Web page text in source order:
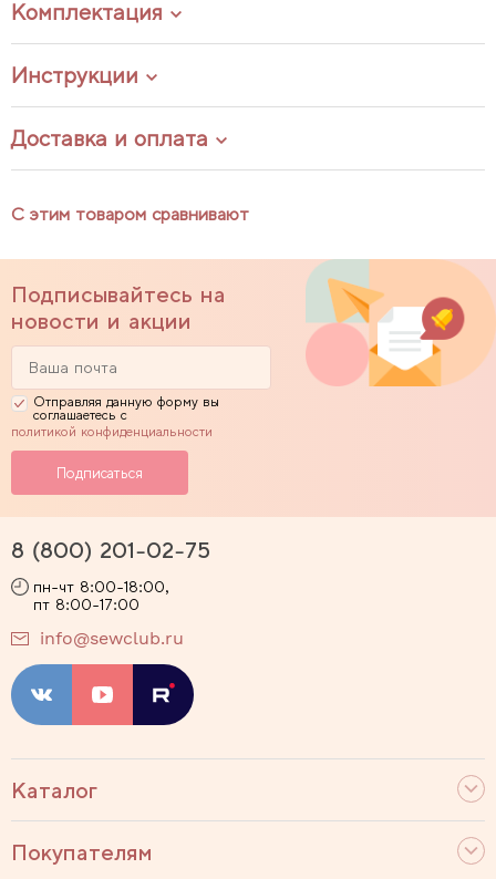
Комплектация
Инструкции
Доставка и оплата
С этим товаром сравнивают
Подписывайтесь на
новости и акции
Отправляя данную форму вы
соглашаетесь с
политикой конфиденциальности
Каталог
Покупателям
8 (800) 201-02-75
пн-чт 8:00-18:00,
пт 8:00-17:00
info@sewclub.ru